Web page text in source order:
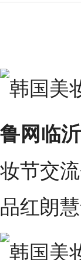
鲁网临
妆节交
品红朗慧